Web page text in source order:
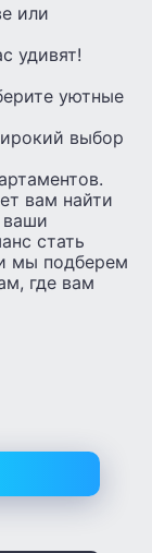
или
удивят!
уютные
выбор
вам найти
ваши
стать
мы подберем
где вам